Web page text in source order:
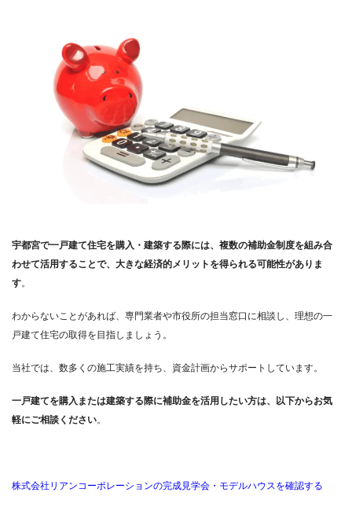
宇都宮で一戸建て住宅を購入・建築する際には、複数の補助金制度を組み合
わせて活用することで、大きな経済的メリットを得られる可能性がありま
す。
わからないことがあれば、専門業者や市役所の担当窓口に相談し、理想の一
戸建て住宅の取得を目指しましょう。
当社では、数多くの施工実績を持ち、資金計画からサポートしています。
一戸建てを購入または建築する際に補助金を活用したい方は、以下からお気
軽にご相談ください。
株式会社リアンコーポレーションの完成見学会・モデルハウスを確認する